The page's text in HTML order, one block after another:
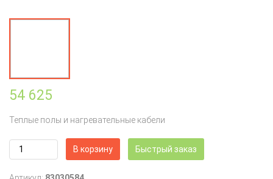
54 625
Теплые полы и нагревательные кабели
В корзину Быстрый заказ